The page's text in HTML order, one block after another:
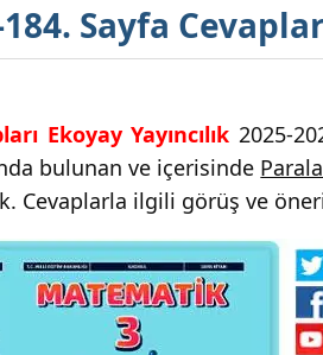
Sayfa
Ekoyay Yayıncılık 2025-
bulunan ve içerisinde
Cevaplarla ilgili görüş ve